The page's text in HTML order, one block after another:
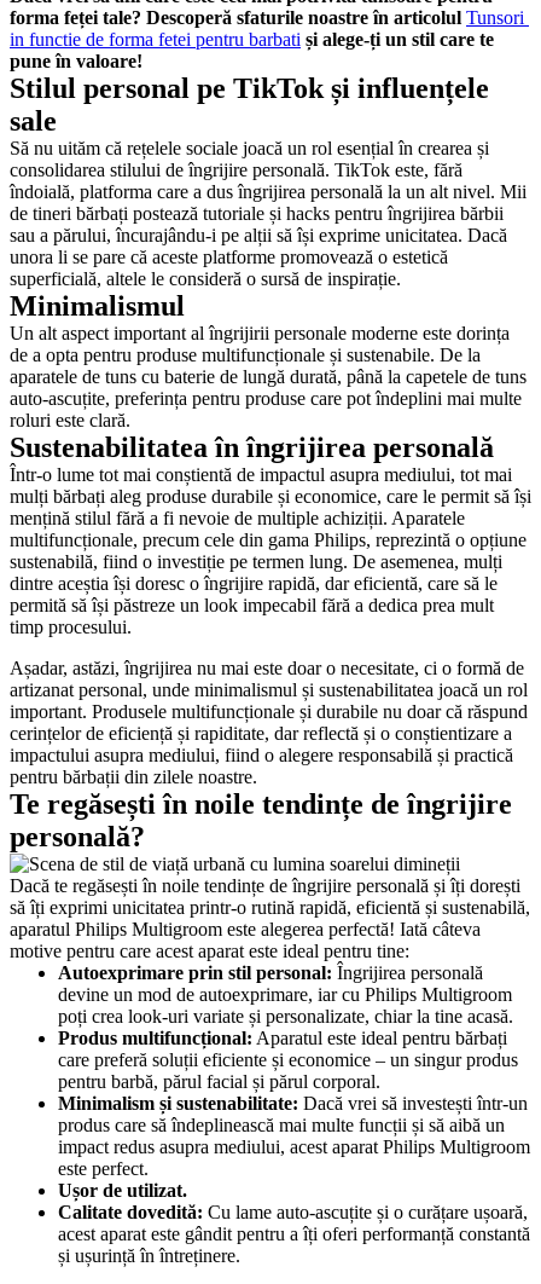
forma feței tale? Descoperă sfaturile noastre în articolul Tunsori
in functie de forma fetei pentru barbati și alege-ți un stil care te
pune în valoare!
Stilul personal pe TikTok și influențele
sale
Să nu uităm că rețelele sociale joacă un rol esențial în crearea și
consolidarea stilului de îngrijire personală. TikTok este, fără
îndoială, platforma care a dus îngrijirea personală la un alt nivel. Mii
de tineri bărbați postează tutoriale și hacks pentru îngrijirea bărbii
sau a părului, încurajându-i pe alții să își exprime unicitatea. Dacă
unora li se pare că aceste platforme promovează o estetică
superficială, altele le consideră o sursă de inspirație.
Minimalismul
Un alt aspect important al îngrijirii personale moderne este dorința
de a opta pentru produse multifuncționale și sustenabile. De la
aparatele de tuns cu baterie de lungă durată, până la capetele de tuns
auto-ascuțite, preferința pentru produse care pot îndeplini mai multe
roluri este clară.
Sustenabilitatea în îngrijirea personală
Într-o lume tot mai conștientă de impactul asupra mediului, tot mai
mulți bărbați aleg produse durabile și economice, care le permit să își
mențină stilul fără a fi nevoie de multiple achiziții. Aparatele
multifuncționale, precum cele din gama Philips, reprezintă o opțiune
sustenabilă, fiind o investiție pe termen lung. De asemenea, mulți
dintre aceștia își doresc o îngrijire rapidă, dar eficientă, care să le
permită să își păstreze un look impecabil fără a dedica prea mult
timp procesului.
Așadar, astăzi, îngrijirea nu mai este doar o necesitate, ci o formă de
artizanat personal, unde minimalismul și sustenabilitatea joacă un rol
important. Produsele multifuncționale și durabile nu doar că răspund
cerințelor de eficiență și rapiditate, dar reflectă și o conștientizare a
impactului asupra mediului, fiind o alegere responsabilă și practică
pentru bărbații din zilele noastre.
Te regăsești în noile tendințe de îngrijire
personală?
Dacă te regăsești în noile tendințe de îngrijire personală și îți dorești
să îți exprimi unicitatea printr-o rutină rapidă, eficientă și sustenabilă,
aparatul Philips Multigroom este alegerea perfectă! Iată câteva
motive pentru care acest aparat este ideal pentru tine:
Autoexprimare prin stil personal: Îngrijirea personală
devine un mod de autoexprimare, iar cu Philips Multigroom
poți crea look-uri variate și personalizate, chiar la tine acasă.
Produs multifuncțional: Aparatul este ideal pentru bărbați
care preferă soluții eficiente și economice – un singur produs
pentru barbă, părul facial și părul corporal.
Minimalism și sustenabilitate: Dacă vrei să investești într-un
produs care să îndeplinească mai multe funcții și să aibă un
impact redus asupra mediului, acest aparat Philips Multigroom
este perfect.
Ușor de utilizat.
Calitate dovedită: Cu lame auto-ascuțite și o curățare ușoară,
acest aparat este gândit pentru a îți oferi performanță constantă
și ușurință în întreținere.